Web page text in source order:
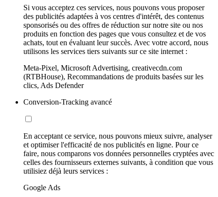
Si vous acceptez ces services, nous pouvons vous proposer
des publicités adaptées à vos centres d'intérêt, des contenus
sponsorisés ou des offres de réduction sur notre site ou nos
produits en fonction des pages que vous consultez et de vos
achats, tout en évaluant leur succès. Avec votre accord, nous
utilisons les services tiers suivants sur ce site internet :
Meta-Pixel, Microsoft Advertising, creativecdn.com
(RTBHouse), Recommandations de produits basées sur les
clics, Ads Defender
Conversion-Tracking avancé
En acceptant ce service, nous pouvons mieux suivre, analyser
et optimiser l'efficacité de nos publicités en ligne. Pour ce
faire, nous comparons vos données personnelles cryptées avec
celles des fournisseurs externes suivants, à condition que vous
utilisiez déjà leurs services :
Google Ads